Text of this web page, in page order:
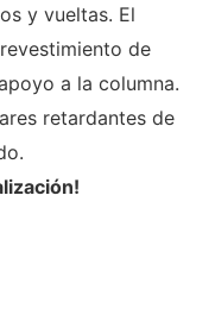
y vueltas. El
de
a la columna.
retardantes de